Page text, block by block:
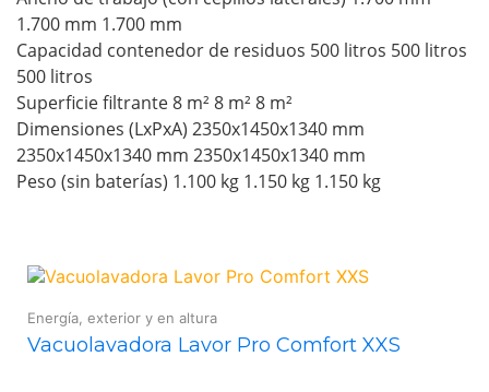
1.700 mm 1.700 mm
Capacidad contenedor de residuos 500 litros 500 litros
500 litros
Superficie filtrante 8 m² 8 m² 8 m²
Dimensiones (LxPxA) 2350x1450x1340 mm
2350x1450x1340 mm 2350x1450x1340 mm
Peso (sin baterías) 1.100 kg 1.150 kg 1.150 kg
Energía, exterior y en altura
Vacuolavadora Lavor Pro Comfort XXS